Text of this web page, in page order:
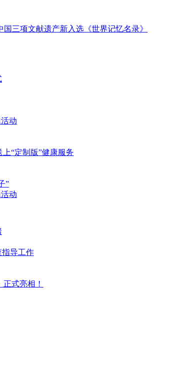
国三项文献遗产新入选《世界记忆名录》
动
“定制版”健康服务
”
动
指导工作
式亮相！